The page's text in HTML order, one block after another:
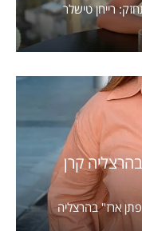
רייחן טישלר
קרן
ארז" בהרצליה